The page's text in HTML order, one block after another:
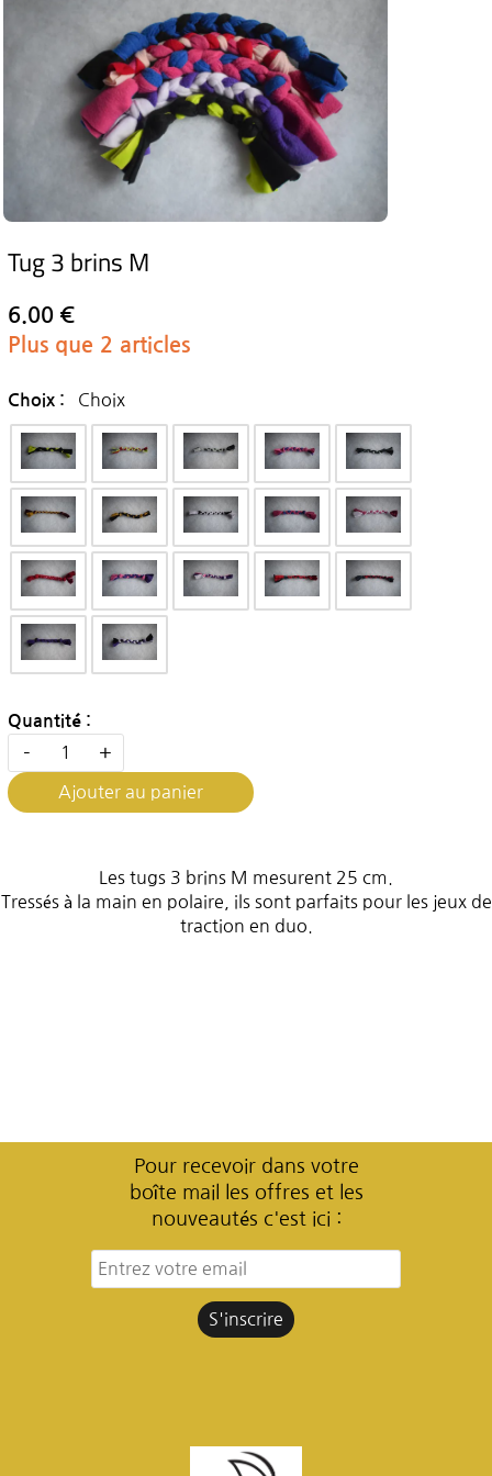
Tug 3 brins M
6.00 €
Plus que 2 articles
Choix : Choix
Quantité :
- +
Ajouter au panier
Les tugs 3 brins M mesurent 25 cm.
Tressés à la main en polaire, ils sont parfaits pour les jeux de
traction en duo.
Pour recevoir dans votre
boîte mail les offres et les
nouveautés c'est ici :